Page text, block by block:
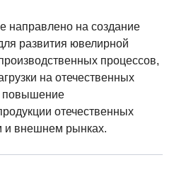
направлено на создание
развития ювелирной
процессов,
на отечественных
повышение
отечественных
и внешнем рынках.